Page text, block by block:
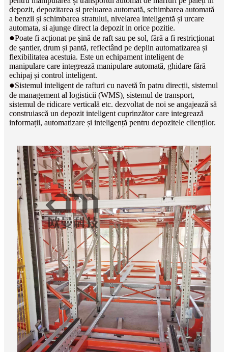
depozit, depozitarea și preluarea automată, schimbarea automată
a benzii și schimbarea stratului, nivelarea inteligentă și urcare
automata, si ajunge direct la depozit in orice pozitie.
●Poate fi acționat pe șină de raft sau pe sol, fără a fi restricționat
de șantier, drum și pantă, reflectând pe deplin automatizarea și
flexibilitatea acestuia. Este un echipament inteligent de
manipulare care integrează manipulare automată, ghidare fără
echipaj și control inteligent.
●Sistemul inteligent de rafturi cu navetă în patru direcții, sistemul
de management al logisticii (WMS), sistemul de transport,
sistemul de ridicare verticală etc. dezvoltat de noi se angajează să
construiască un depozit inteligent cuprinzător care integrează
informații, automatizare și inteligență pentru depozitele clienților.